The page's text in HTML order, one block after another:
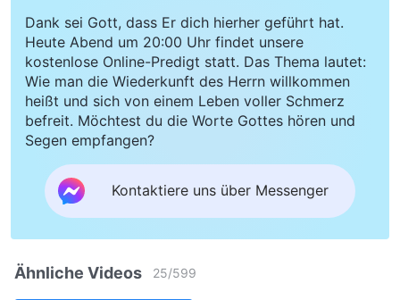
Dank sei Gott, dass Er dich hierher geführt hat.
Heute Abend um 20:00 Uhr findet unsere
kostenlose Online-Predigt statt. Das Thema lautet:
Wie man die Wiederkunft des Herrn willkommen
heißt und sich von einem Leben voller Schmerz
befreit. Möchtest du die Worte Gottes hören und
Segen empfangen?
Kontaktiere uns über Messenger
Ähnliche Videos 25/599